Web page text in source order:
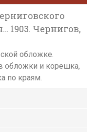
1903. Чернигов,
обложке.
обложки и корешка,
по краям.